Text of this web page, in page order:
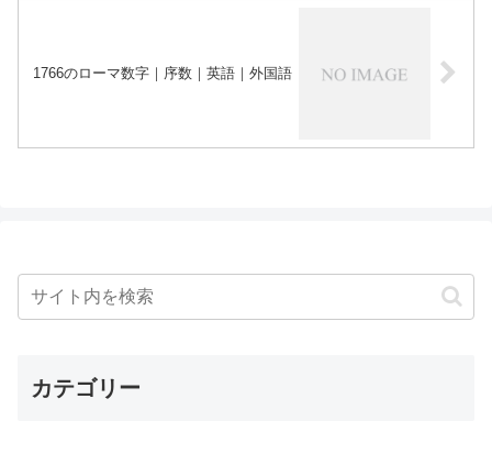
1766のローマ数字｜序数｜英語｜外国語
カテゴリー